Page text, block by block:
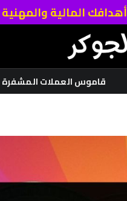
أهدافك المالية والمهنية
قاموس العملات المشفرة